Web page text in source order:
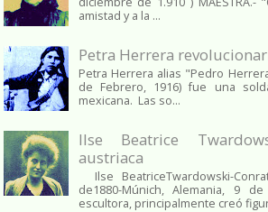
amistad y a la ...
Petra Herrera
Petra Herrera alias "Pedro
de Febrero, 1916) fue una
mexicana. Las so...
Ilse Beatrice
austriaca
Ilse BeatriceTwardowski-
de1880-Múnich, Alemania, 9
escultora, principalmente creó